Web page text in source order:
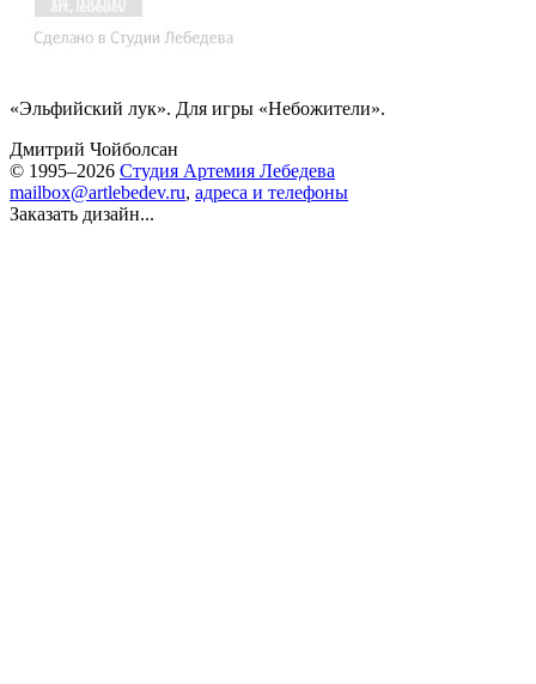
«Эльфийский лук». Для игры «Небожители».
Дмитрий Чойболсан
© 1995–2026 Студия Артемия Лебедева
mailbox@artlebedev.ru, адреса и телефоны
Заказать дизайн...